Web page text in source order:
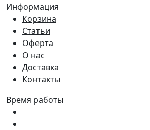
Информация
Корзина
Статьи
Оферта
О нас
Доставка
Контакты
Время работы